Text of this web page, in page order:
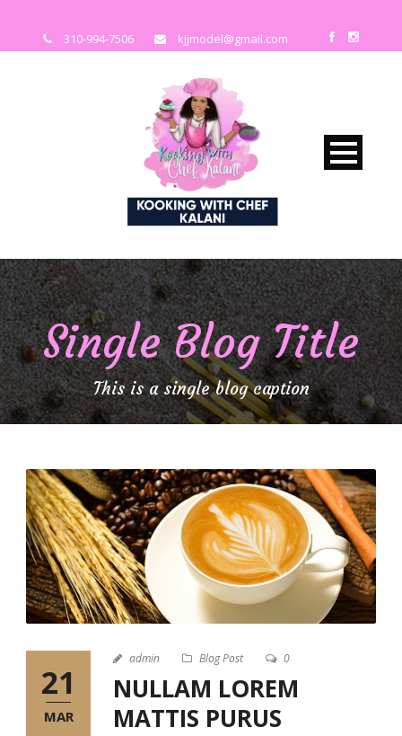
310-994-7506 kjjmodel@gmail.com
Single Blog Title
This is a single blog caption
21
MAR
admin Blog Post 0
NULLAM LOREM
MATTIS PURUS